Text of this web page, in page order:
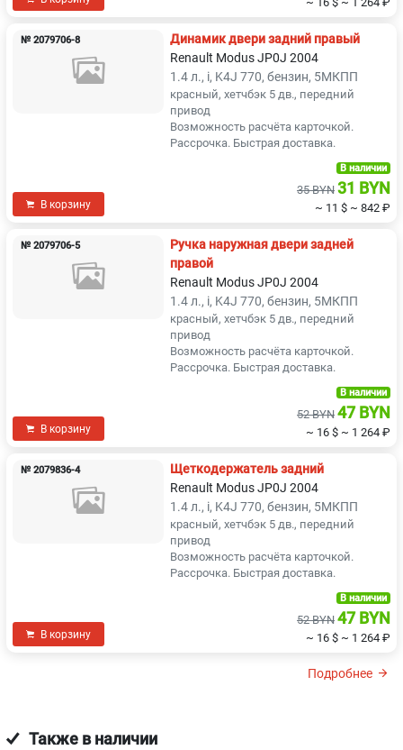
№ 2079706-8
Динамик двери задний правый
Renault Modus JP0J 2004
1.4 л., i, K4J 770, бензин, 5МКПП
красный, хетчбэк 5 дв., передний
привод
Возможность расчёта карточкой.
Рассрочка. Быстрая доставка.
В корзину
В наличии
35 BYN 31 BYN
~ 11 $ ~ 842 ₽
№ 2079706-5
Ручка наружная двери задней
правой
Renault Modus JP0J 2004
1.4 л., i, K4J 770, бензин, 5МКПП
красный, хетчбэк 5 дв., передний
привод
Возможность расчёта карточкой.
Рассрочка. Быстрая доставка.
В корзину
В наличии
52 BYN 47 BYN
~ 16 $ ~ 1 264 ₽
№ 2079836-4
Щеткодержатель задний
Renault Modus JP0J 2004
1.4 л., i, K4J 770, бензин, 5МКПП
красный, хетчбэк 5 дв., передний
привод
Возможность расчёта карточкой.
Рассрочка. Быстрая доставка.
В корзину
В наличии
52 BYN 47 BYN
~ 16 $ ~ 1 264 ₽
Подробнее
Также в наличии